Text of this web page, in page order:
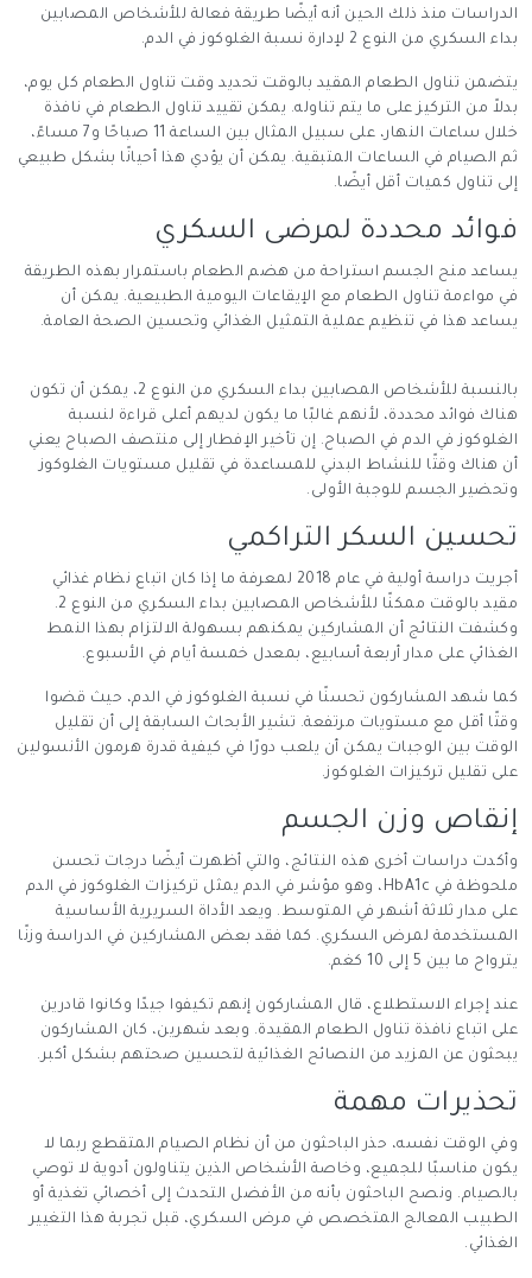
الدراسات منذ ذلك الحين أنه أيضًا طريقة فعالة للأشخاص المصابين
بداء السكري من النوع 2 لإدارة نسبة الغلوكوز في الدم.
يتضمن تناول الطعام المقيد بالوقت تحديد وقت تناول الطعام كل يوم،
بدلاً من التركيز على ما يتم تناوله. يمكن تقييد تناول الطعام في نافذة
خلال ساعات النهار، على سبيل المثال بين الساعة 11 صباحًا و7 مساءً،
ثم الصيام في الساعات المتبقية. يمكن أن يؤدي هذا أحيانًا بشكل طبيعي
إلى تناول كميات أقل أيضًا.
فوائد محددة لمرضى السكري
يساعد منح الجسم استراحة من هضم الطعام باستمرار بهذه الطريقة
في مواءمة تناول الطعام مع الإيقاعات اليومية الطبيعية. يمكن أن
يساعد هذا في تنظيم عملية التمثيل الغذائي وتحسين الصحة العامة.
بالنسبة للأشخاص المصابين بداء السكري من النوع 2، يمكن أن تكون
هناك فوائد محددة، لأنهم غالبًا ما يكون لديهم أعلى قراءة لنسبة
الغلوكوز في الدم في الصباح. إن تأخير الإفطار إلى منتصف الصباح يعني
أن هناك وقتًا للنشاط البدني للمساعدة في تقليل مستويات الغلوكوز
وتحضير الجسم للوجبة الأولى.
تحسين السكر التراكمي
أجريت دراسة أولية في عام 2018 لمعرفة ما إذا كان اتباع نظام غذائي
مقيد بالوقت ممكنًا للأشخاص المصابين بداء السكري من النوع 2.
وكشفت النتائج أن المشاركين يمكنهم بسهولة الالتزام بهذا النمط
الغذائي على مدار أربعة أسابيع، بمعدل خمسة أيام في الأسبوع.
كما شهد المشاركون تحسنًا في نسبة الغلوكوز في الدم، حيث قضوا
وقتًا أقل مع مستويات مرتفعة. تشير الأبحاث السابقة إلى أن تقليل
الوقت بين الوجبات يمكن أن يلعب دورًا في كيفية قدرة هرمون الأنسولين
على تقليل تركيزات الغلوكوز.
إنقاص وزن الجسم
وأكدت دراسات أخرى هذه النتائج، والتي أظهرت أيضًا درجات تحسن
ملحوظة في HbA1c، وهو مؤشر في الدم يمثل تركيزات الغلوكوز في الدم
على مدار ثلاثة أشهر في المتوسط. ويعد الأداة السريرية الأساسية
المستخدمة لمرض السكري. كما فقد بعض المشاركين في الدراسة وزنًا
يترواح ما بين 5 إلى 10 كغم.
عند إجراء الاستطلاع، قال المشاركون إنهم تكيفوا جيدًا وكانوا قادرين
على اتباع نافذة تناول الطعام المقيدة. وبعد شهرين، كان المشاركون
يبحثون عن المزيد من النصائح الغذائية لتحسين صحتهم بشكل أكبر.
تحذيرات مهمة
وفي الوقت نفسه، حذر الباحثون من أن نظام الصيام المتقطع ربما لا
يكون مناسبًا للجميع، وخاصة الأشخاص الذين يتناولون أدوية لا توصي
بالصيام. ونصح الباحثون بأنه من الأفضل التحدث إلى أخصائي تغذية أو
الطبيب المعالج المتخصص في مرض السكري، قبل تجربة هذا التغيير
الغذائي.